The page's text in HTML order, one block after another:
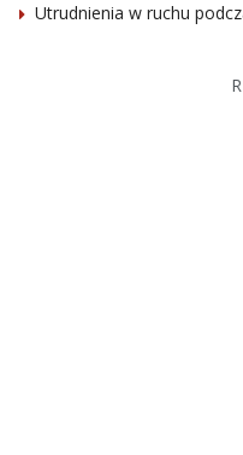
Utrudnienia w ruchu